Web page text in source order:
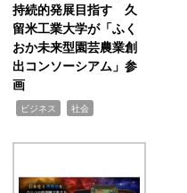
持続的発展目指す 久
留米工業大学が「ふく
おか未来型園芸農業創
出コンソーシアム」参
画
ビジネス 社会